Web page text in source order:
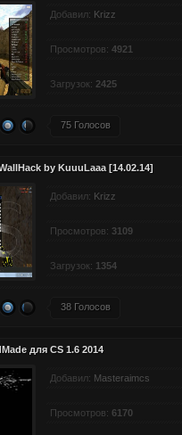
Добавил: Krizz
Просмотров: 4921
Загрузок: 2425
75 Голосов
by KuuuLaaa [14.02.14]
Добавил: Krizz
Просмотров: 3109
Загрузок: 1354
38 Голосов
для CS 1.6 2014
Добавил: Masteraimcs
Просмотров: 6170